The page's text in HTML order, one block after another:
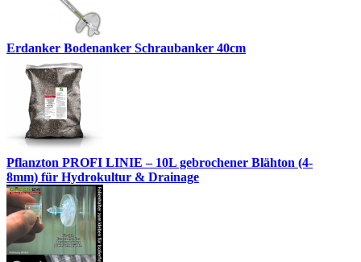
Erdanker Bodenanker Schraubanker 40cm
Pflanzton PROFI LINIE – 10L gebrochener Blähton (4-
8mm) für Hydrokultur & Drainage